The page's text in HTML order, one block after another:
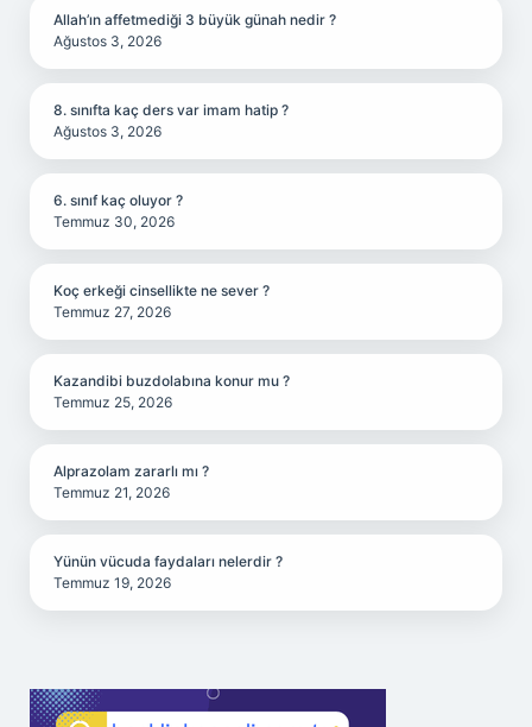
Allah’ın affetmediği 3 büyük günah nedir ?
Ağustos 3, 2026
8. sınıfta kaç ders var imam hatip ?
Ağustos 3, 2026
6. sınıf kaç oluyor ?
Temmuz 30, 2026
Koç erkeği cinsellikte ne sever ?
Temmuz 27, 2026
Kazandibi buzdolabına konur mu ?
Temmuz 25, 2026
Alprazolam zararlı mı ?
Temmuz 21, 2026
Yünün vücuda faydaları nelerdir ?
Temmuz 19, 2026